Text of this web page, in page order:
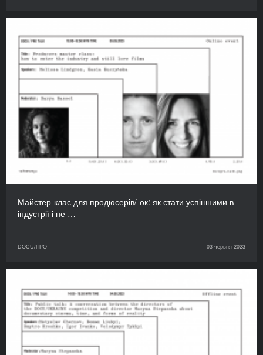
Майстер-клас для продюсерів/-ок: як стати успішними в
індустрії і не …
DOCU/ПРО 03 червня 2023